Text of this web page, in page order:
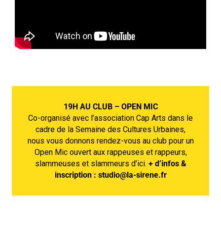
19H AU CLUB – OPEN MIC
Co-organisé avec l’association Cap Arts dans le
cadre de la Semaine des Cultures Urbaines,
nous vous donnons rendez-vous au club pour un
Open Mic ouvert aux rappeuses et rappeurs,
slammeuses et slammeurs d’ici. + d’infos &
inscription : studio@la-sirene.fr